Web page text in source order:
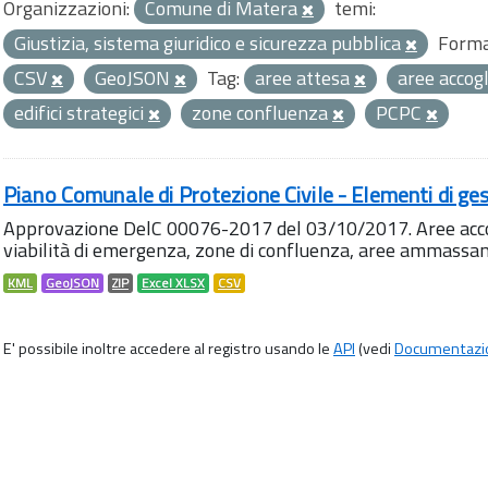
Organizzazioni: Comune di Matera
temi:
Giustizia, sistema giuridico e sicurezza pubblica
CSV
GeoJSON Tag: aree attesa
aree
edifici strategici
zone confluenza PCPC
Piano Comunale di Protezione Civile - Elementi di
Approvazione DelC 00076-2017 del 03/10/2017. Aree
viabilità di emergenza, zone di confluenza, aree
KML GeoJSON ZIP Excel XLSX CSV
E' possibile inoltre accedere al registro usando leAPI(vedi